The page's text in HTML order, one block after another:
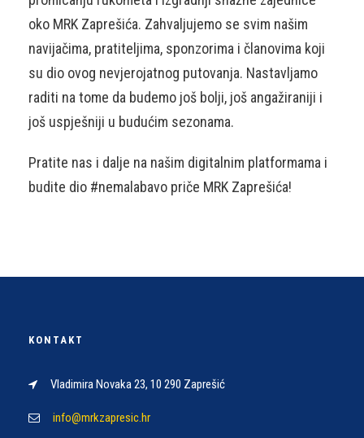
oko MRK Zaprešića. Zahvaljujemo se svim našim
navijačima, pratiteljima, sponzorima i članovima koji
su dio ovog nevjerojatnog putovanja. Nastavljamo
raditi na tome da budemo još bolji, još angažiraniji i
još uspješniji u budućim sezonama.
Pratite nas i dalje na našim digitalnim platformama i
budite dio #nemalabavo priče MRK Zaprešića!
KONTAKT
Vladimira Novaka 23, 10 290 Zaprešić
info@mrkzapresic.hr